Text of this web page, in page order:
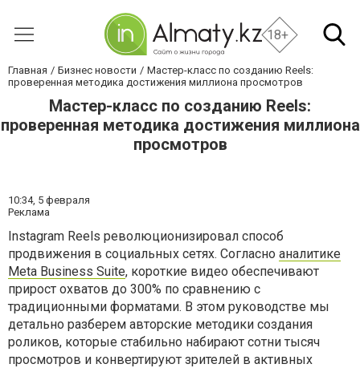
18+
Главная Бизнес новости
Мастер-класс по созданию Reels:
проверенная методика достижения миллиона просмотров
Мастер-класс по созданию Reels:
проверенная методика достижения миллиона
просмотров
10:34, 5 февраля
Реклама
Instagram Reels революционизировал способ
продвижения в социальных сетях. Согласно аналитике
Meta Business Suite, короткие видео обеспечивают
прирост охватов до 300% по сравнению с
традиционными форматами. В этом руководстве мы
детально разберем авторские методики создания
роликов, которые стабильно набирают сотни тысяч
просмотров и конвертируют зрителей в активных